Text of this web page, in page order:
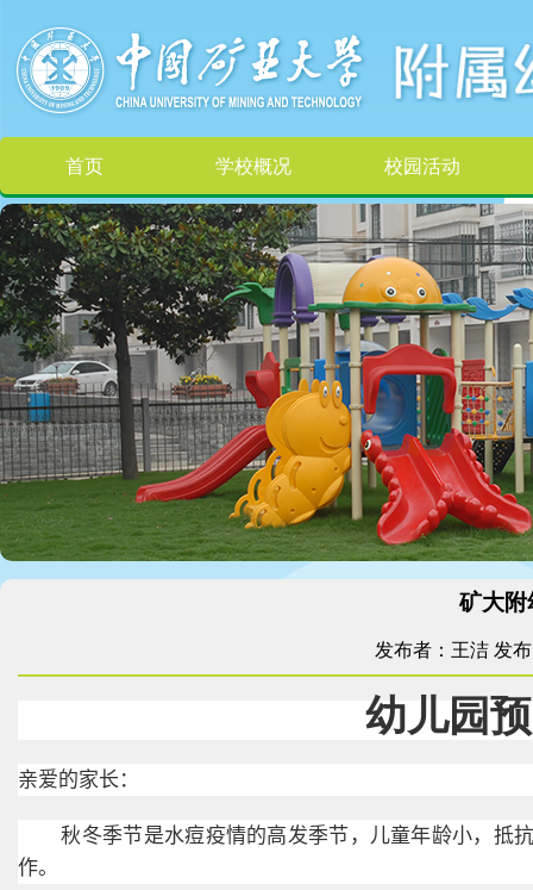
首页 学校概况 校园活动
矿大附
发布者：王洁 发
幼儿园
亲爱的家长：
秋冬季节是水痘疫情的高发季节，儿童年龄小，抵
作。